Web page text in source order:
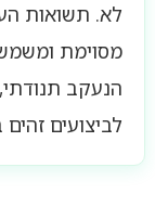
לא. תשואות
מסוימת
הנעקב
לביצועים